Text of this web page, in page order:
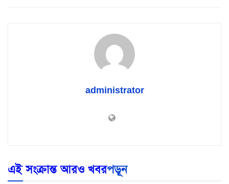
administrator
এই সংক্রান্ত আরও খবরপড়ূন